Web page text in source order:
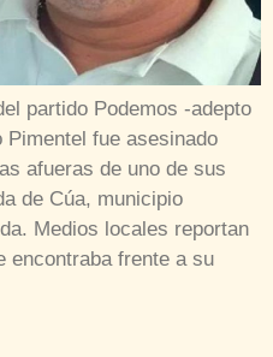
partido Podemos -adepto
fue asesinado
afueras de uno de sus
de Cúa, municipio
Medios locales reportan
encontraba frente a su